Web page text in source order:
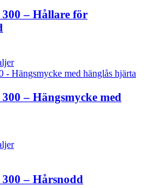
– Hållare för
– Hängsmycke med
– Hårsnodd